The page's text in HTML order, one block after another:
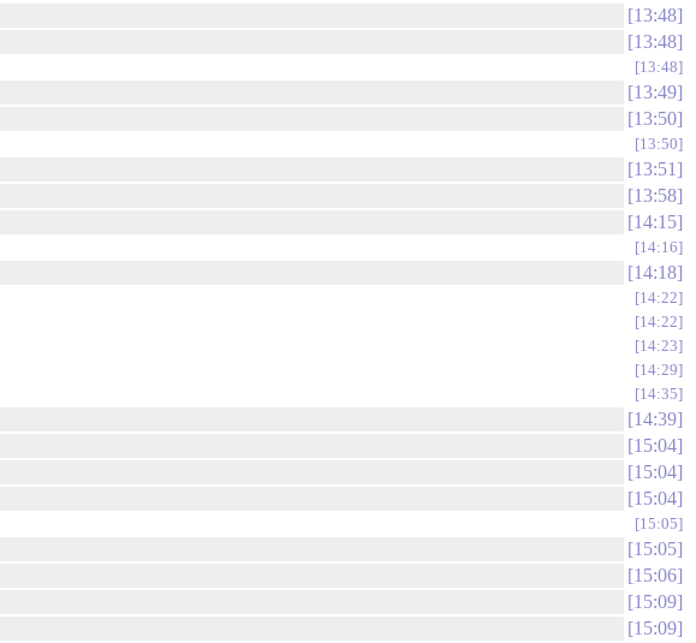
13:48
13:48
13:48
13:49
13:50
13:50
13:51
13:58
14:15
14:16
14:18
14:22
14:22
14:23
14:29
14:35
14:39
15:04
15:04
15:04
15:05
15:05
15:06
15:09
15:09